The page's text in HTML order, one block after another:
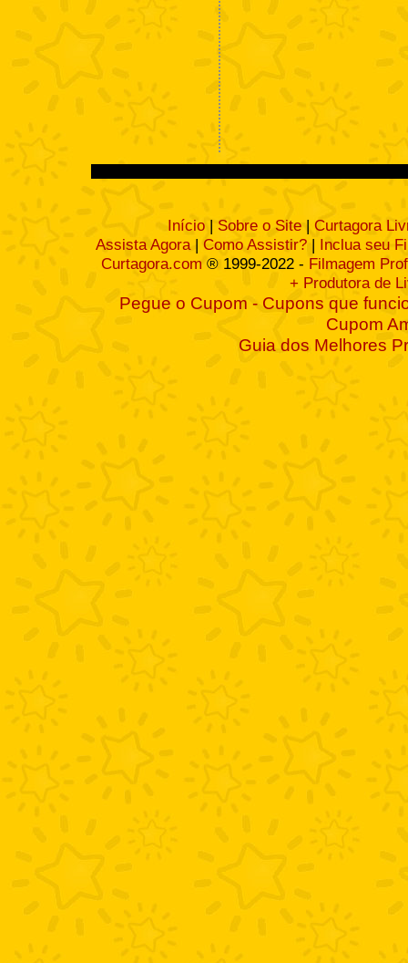
Início | Sobre o Site | Curtagora
Assista Agora| Como Assistir? | Inclua seu
Curtagora.com ® 1999-2022 - Filmagem
+ Produtora de
Pegue o Cupom - Cupons que
Cupom
Guia dos Melhores